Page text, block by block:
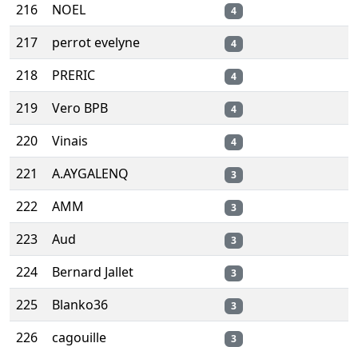
216 NOEL 4
217 perrot evelyne 4
218 PRERIC 4
219 Vero BPB 4
220 Vinais 4
221 A.AYGALENQ 3
222 AMM 3
223 Aud 3
224 Bernard Jallet 3
225 Blanko36 3
226 cagouille 3